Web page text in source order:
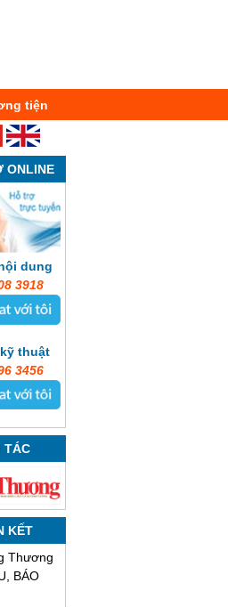
tiện
ONLINE
dung
3918
thuật
3456
TÁC
KẾT
Thương
BÁO